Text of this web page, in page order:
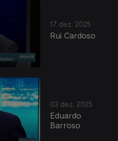
17 dez. 2025
Rui Cardoso
03 dez. 2025
Eduardo
Barroso